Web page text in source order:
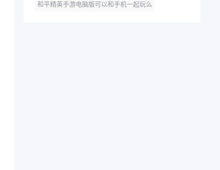
和平精英手游电脑版可以和手机一起玩么